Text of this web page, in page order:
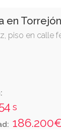
en
piso en calle
s